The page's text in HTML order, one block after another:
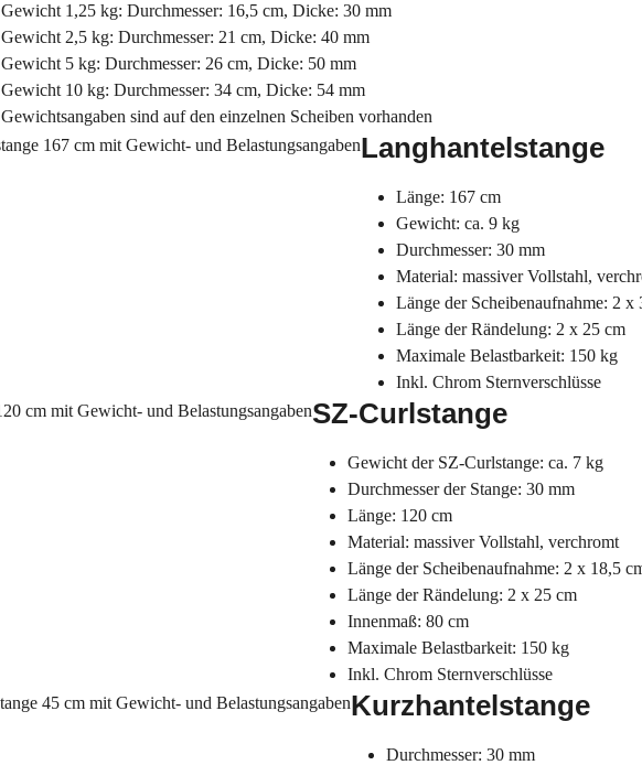
Gewicht 1,25 kg: Durchmesser: 16,5 cm, Dicke: 30 mm
Gewicht 2,5 kg: Durchmesser: 21 cm, Dicke: 40 mm
Gewicht 5 kg: Durchmesser: 26 cm, Dicke: 50 mm
Gewicht 10 kg: Durchmesser: 34 cm, Dicke: 54 mm
Gewichtsangaben sind auf den einzelnen Scheiben vorhanden
Langhantelstange
Länge: 167 cm
Gewicht: ca. 9 kg
Durchmesser: 30 mm
Material: massiver Vollstahl,
Länge der Scheibenaufnahme: 2 x
Länge der Rändelung: 2 x 25 cm
Maximale Belastbarkeit: 150 kg
Inkl. Chrom Sternverschlüsse
SZ-Curlstange
Gewicht der SZ-Curlstange: ca. 7 kg
Durchmesser der Stange: 30 mm
Länge: 120 cm
Material: massiver Vollstahl, verchromt
Länge der Scheibenaufnahme: 2 x 18,5
Länge der Rändelung: 2 x 25 cm
Innenmaß: 80 cm
Maximale Belastbarkeit: 150 kg
Inkl. Chrom Sternverschlüsse
Kurzhantelstange
Durchmesser: 30 mm